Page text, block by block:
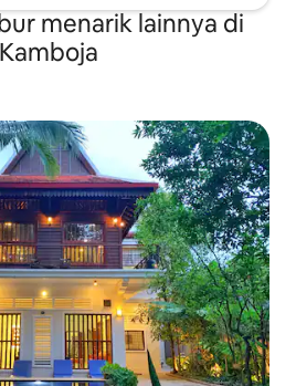
menarik lainnya di
Kamboja